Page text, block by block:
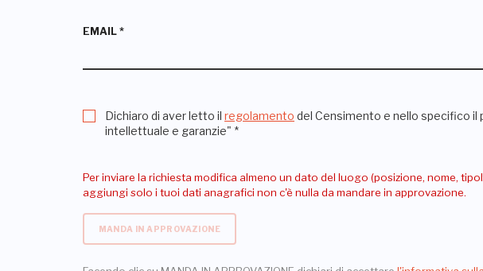
EMAIL *
Dichiaro di aver letto il regolamento del Censimento e nello specifico il
intellettuale e garanzie" *
Per inviare la richiesta modifica almeno un dato del luogo (posizione, nome,
aggiungi solo i tuoi dati anagrafici non c'è nulla da mandare in approvazione.
MANDA IN APPROVAZIONE